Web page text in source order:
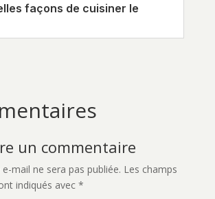
façons de cuisiner le
un commentaire
mail ne sera pas publiée. Les champs
indiqués avec *